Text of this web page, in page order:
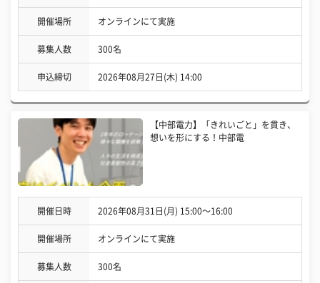
開催場所 オンラインにて実施
募集人数 300名
申込締切 2026年08月27日(木) 14:00
【中部電力】「きれいごと」を貫き、
想いを形にする！中部電
開催日時 2026年08月31日(月) 15:00〜16:00
開催場所 オンラインにて実施
募集人数 300名